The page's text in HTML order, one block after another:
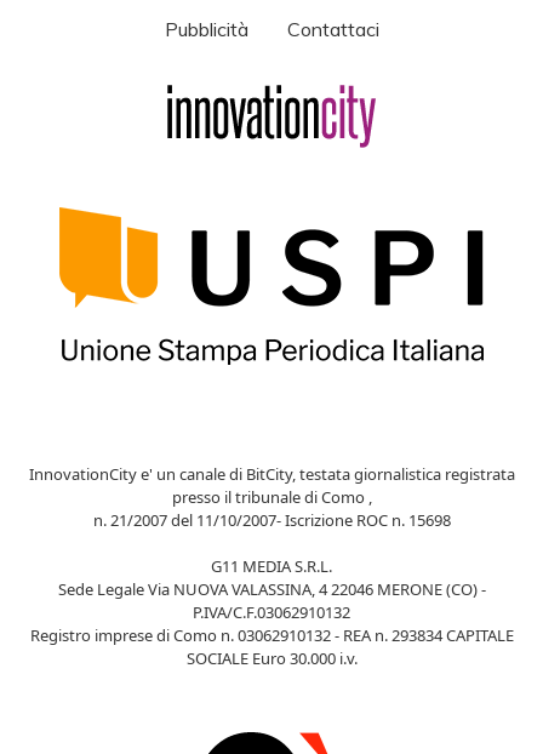
Pubblicità Contattaci
InnovationCity e' un canale di BitCity, testata giornalistica registrata
presso il tribunale di Como ,
n. 21/2007 del 11/10/2007- Iscrizione ROC n. 15698
G11 MEDIA S.R.L.
Sede Legale Via NUOVA VALASSINA, 4 22046 MERONE (CO) -
P.IVA/C.F.03062910132
Registro imprese di Como n. 03062910132 - REA n. 293834 CAPITALE
SOCIALE Euro 30.000 i.v.